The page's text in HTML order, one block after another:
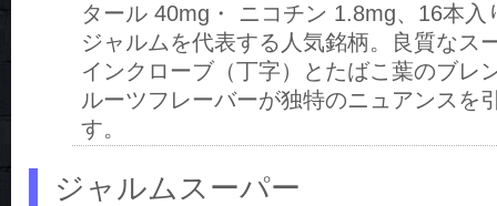
タール 40mg・ ニコチン 1.8mg、16本入
ジャルムを代表する人気銘柄。良質なス
インクローブ（丁字）とたばこ葉のブレ
ルーツフレーバーが独特のニュアンスを
す。
ジャルムスーパー